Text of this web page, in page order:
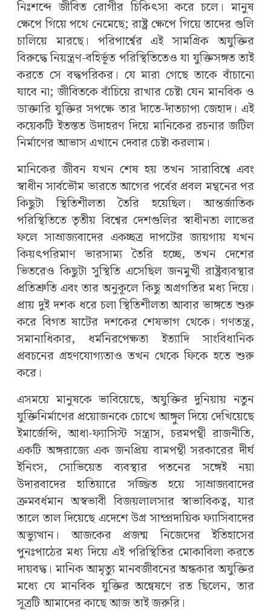
নিঃশব্দে জীবিত রোগীর চিকিৎসা করে চলে। মানুষ
ক্ষেপে গিয়ে পথে নেমেছে; রাষ্ট্র ক্ষেপে গিয়ে তাদের গুলি
চালিয়ে মারছে। পরিপার্শ্বের এই সামগ্রিক অযুক্তির
বিরুদ্ধে নিয়ন্ত্রণ-বহির্ভূত পরিস্থিতিতেও যা যুক্তিসঙ্গত তাই
করতে সে বদ্ধপরিকর। যে মারা গেছে তাকে বাঁচানো
যাবে না; জীবিতকে বাঁচিয়ে রাখার চেষ্টা যেন মানবিক ও
ডাক্তারি যুক্তির সপক্ষে তার দাঁতে-দাঁতচাপা জেহাদ। এই
কয়েকটি ইতস্তত উদাহরণ দিয়ে মানিকের রচনার জটিল
নির্মাণের আভাস এখানে দেবার চেষ্টা করলাম।
মানিকের জীবন যখন শেষ হয় তখন সারাবিশ্বে এবং
স্বাধীন সার্বভৌম ভারতে আগের পর্বের প্রবল মন্থনের পর
কিছুটা স্থিতিশীলতা তৈরি হয়েছিল। আন্তর্জাতিক
পরিস্থিতিতে তৃতীয় বিশ্বের দেশগুলির স্বাধীনতা লাভের
ফলে সাম্রাজ্যবাদের একচ্ছত্র দাপটের জায়গায় যখন
কিয়ৎপরিমাণ ভারসাম্য তৈরি হচ্ছে, তখন দেশের
ভিতরেও কিছুটা সুস্থিতি এসেছিল জনমুখী রাষ্ট্রব্যবস্থার
প্রতিশ্রুতি এবং তার অনুকূলে কিছু অগ্রগতির মধ্য দিয়ে।
প্রায় দুই দশক ধরে চলা স্থিতিশীলতা আবার ভাঙ্গতে শুরু
করে বিগত ষাটের দশকের শেষভাগ থেকে। গণতন্ত্র,
সমানাধিকার, ধর্মনিরপেক্ষতা ইত্যাদি সাংবিধানিক
প্রবচনের গ্রহণযোগ্যতাও তখন থেকে ফিকে হতে শুরু
করে।
এসময়ে মানুষকে ভাবিয়েছে, অযুক্তির দুনিয়ায় নতুন
যুক্তিনির্মাণের প্রয়োজনকে চোখে আঙ্গুল দিয়ে দেখিয়েছে
ইমার্জেন্সি, আধা-ফ্যাসিস্ট সন্ত্রাস, চরমপন্থী রাজনীতি,
একটি অঙ্গরাজ্যে এক জনপ্রিয় বামপন্থী সরকারের দীর্ঘ
ইনিংস, সোভিয়েত ব্যবস্থার পতনের সঙ্গেই নয়া
উদারবাদের হাতিয়ারে সজ্জিত হয়ে সাম্রাজ্যবাদের
ক্রমবর্ধমান অস্বভাবী বিজয়লালসার স্বাভাবিকত্ব, যার
তালে তাল দিয়েছে এদেশে উগ্র সাম্প্রদায়িক ফ্যাসিবাদের
অভ্যুত্থান। আজকের প্রজন্ম নিজেদের ইতিহাসের
পুনঃপাঠের মধ্য দিয়ে এই পরিস্থিতির মোকাবিলা করতে
দায়বদ্ধ। মানিক আমৃত্যু মানবজীবনের অন্ধকার অযুক্তির
মধ্যে যে মানবিক যুক্তির অন্বেষণে রত ছিলেন, তার
সূত্রটি আমাদের কাছে আজ তাই জরুরি।